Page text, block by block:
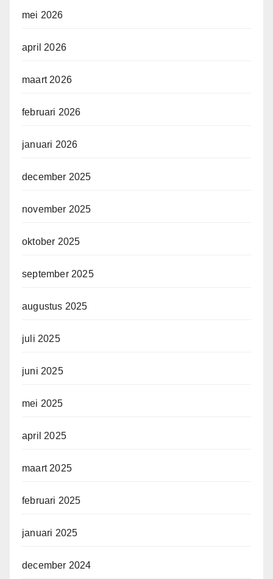
mei 2026
april 2026
maart 2026
februari 2026
januari 2026
december 2025
november 2025
oktober 2025
september 2025
augustus 2025
juli 2025
juni 2025
mei 2025
april 2025
maart 2025
februari 2025
januari 2025
december 2024